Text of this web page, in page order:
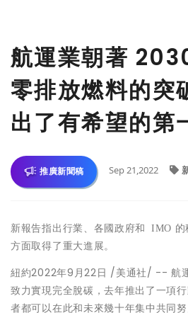
航運業朝著
零排放燃料的突
出了有希望的第
推廣新聞稿 Sep 21,2022
新報告指出行業、各國政府和 IMO
方面取得了重大進展。
紐約2022年9月22日 /美通社/ -- 航
致力實現完全脫碳，去年推出了一項
者都可以在此和未來幾十年集中共同努